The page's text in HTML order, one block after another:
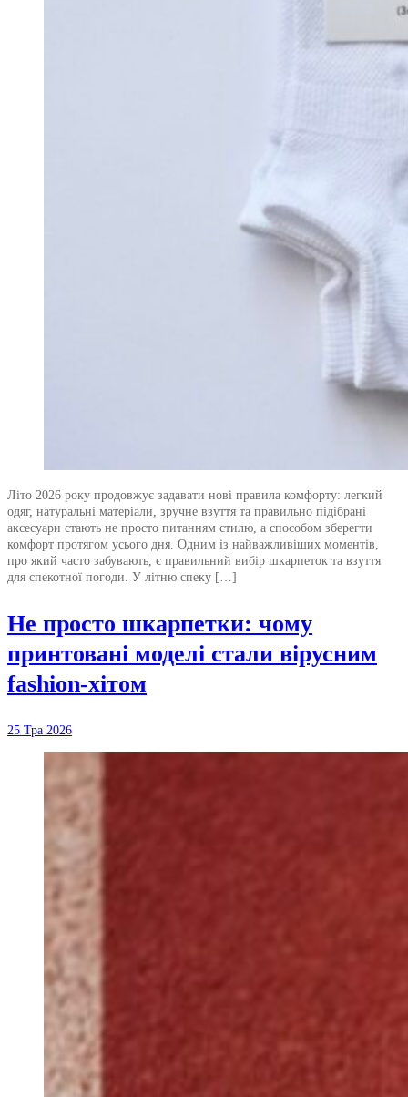
Літо 2026 року продовжує задавати нові правила комфорту: легкий
одяг, натуральні матеріали, зручне взуття та правильно підібрані
аксесуари стають не просто питанням стилю, а способом зберегти
комфорт протягом усього дня. Одним із найважливіших моментів,
про який часто забувають, є правильний вибір шкарпеток та взуття
для спекотної погоди. У літню спеку […]
Не просто шкарпетки: чому
принтовані моделі стали вірусним
fashion-хітом
25 Тра 2026